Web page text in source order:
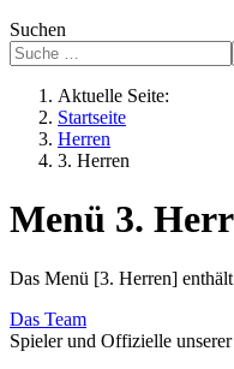
Suchen
Aktuelle Seite:
Startseite
Herren
3. Herren
Menü 3.
Das Menü [3. Herren]
Das Team
Spieler und Offizielle